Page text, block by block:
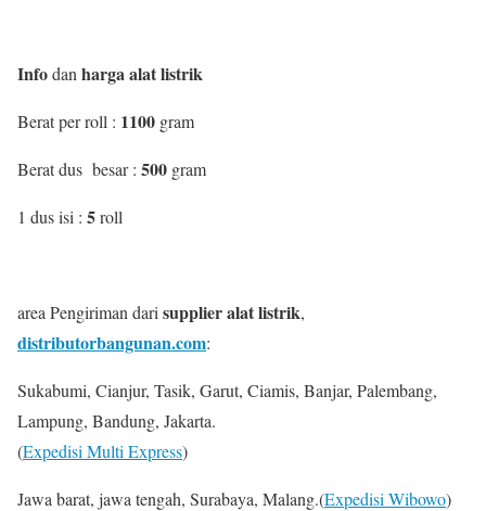
Infodan harga alat listrik
Berat per roll : 1100 gram
Berat dus besar : 500 gram
1 dus isi : 5roll
area Pengiriman dari supplier alat listrik,
distributorbangunan.com:
Sukabumi, Cianjur, Tasik, Garut, Ciamis, Banjar, Palembang,
Lampung, Bandung, Jakarta.
(Expedisi Multi Express)
Jawa barat, jawa tengah, Surabaya, Malang.(Expedisi Wibowo)